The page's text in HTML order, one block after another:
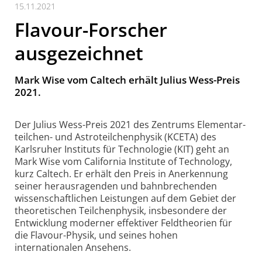
15.11.2021
Flavour-Forscher
ausgezeichnet
Mark Wise vom Caltech erhält Julius Wess-Preis
2021.
Der Julius Wess-Preis 2021 des Zentrums Elementar­
teilchen- und Astro­teilchen­physik (KCETA) des
Karlsruher Instituts für Technologie (KIT) geht an
Mark Wise vom California Institute of Technology,
kurz Caltech. Er erhält den Preis in Anerkennung
seiner heraus­ragenden und bahn­brechenden
wissenschaftlichen Leistungen auf dem Gebiet der
theoretischen Teilchen­physik, insbesondere der
Entwicklung moderner effektiver Feld­theorien für
die Flavour-Physik, und seines hohen
internationalen Ansehens.